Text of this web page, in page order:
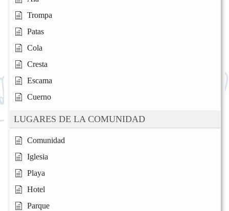
Trompa
Patas
Cola
Cresta
Escama
Cuerno
LUGARES DE LA COMUNIDAD
Comunidad
Iglesia
Playa
Hotel
Parque